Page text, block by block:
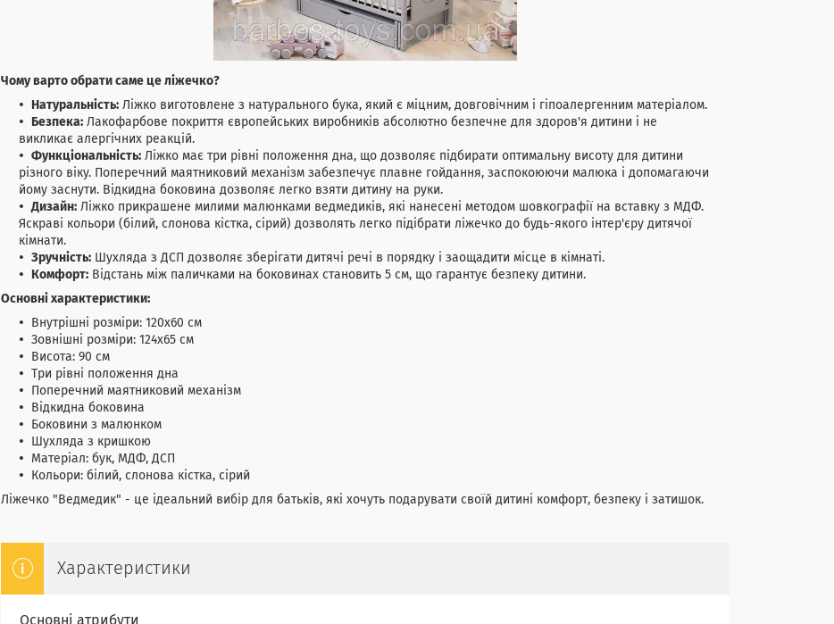
Чому варто обрати саме це ліжечко?
Натуральність: Ліжко виготовлене з натурального бука, який є міцним, довговічним і гіпоалергенним матеріалом.
Безпека: Лакофарбове покриття європейських виробників абсолютно безпечне для здоров'я дитини і не
викликає алергічних реакцій.
Функціональність: Ліжко має три рівні положення дна, що дозволяє підбирати оптимальну висоту для дитини
різного віку. Поперечний маятниковий механізм забезпечує плавне гойдання, заспокоюючи малюка і допомагаючи
йому заснути. Відкидна боковина дозволяє легко взяти дитину на руки.
Дизайн: Ліжко прикрашене милими малюнками ведмедиків, які нанесені методом шовкографії на вставку з МДФ.
Яскраві кольори (білий, слонова кістка, сірий) дозволять легко підібрати ліжечко до будь-якого інтер'єру дитячої
кімнати.
Зручність: Шухляда з ДСП дозволяє зберігати дитячі речі в порядку і заощадити місце в кімнаті.
Комфорт: Відстань між паличками на боковинах становить 5 см, що гарантує безпеку дитини.
Основні характеристики:
Внутрішні розміри: 120х60 см
Зовнішні розміри: 124х65 см
Висота: 90 см
Три рівні положення дна
Поперечний маятниковий механізм
Відкидна боковина
Боковини з малюнком
Шухляда з кришкою
Матеріал: бук, МДФ, ДСП
Кольори: білий, слонова кістка, сірий
Ліжечко "Ведмедик" - це ідеальний вибір для батьків, які хочуть подарувати своїй дитині комфорт, безпеку і затишок.
Характеристики
Основні атрибути